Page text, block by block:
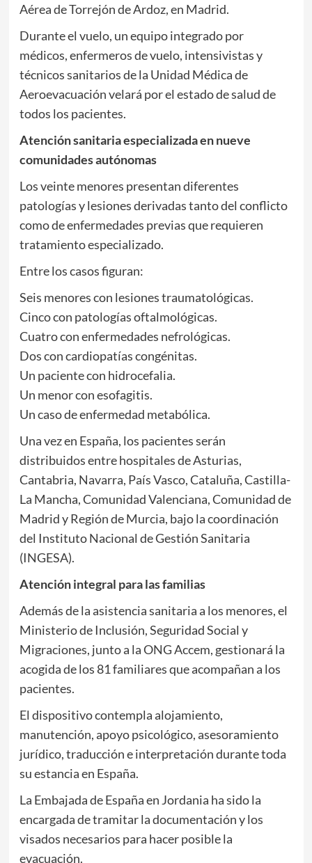
Aérea de Torrejón de Ardoz, en Madrid.
Durante el vuelo, un equipo integrado por
médicos, enfermeros de vuelo, intensivistas y
técnicos sanitarios de la Unidad Médica de
Aeroevacuación velará por el estado de salud de
todos los pacientes.
Atención sanitaria especializada en nueve
comunidades autónomas
Los veinte menores presentan diferentes
patologías y lesiones derivadas tanto del conflicto
como de enfermedades previas que requieren
tratamiento especializado.
Entre los casos figuran:
Seis menores con lesiones traumatológicas.
Cinco con patologías oftalmológicas.
Cuatro con enfermedades nefrológicas.
Dos con cardiopatías congénitas.
Un paciente con hidrocefalia.
Un menor con esofagitis.
Un caso de enfermedad metabólica.
Una vez en España, los pacientes serán
distribuidos entre hospitales de Asturias,
Cantabria, Navarra, País Vasco, Cataluña, Castilla-
La Mancha, Comunidad Valenciana, Comunidad de
Madrid y Región de Murcia, bajo la coordinación
del Instituto Nacional de Gestión Sanitaria
(INGESA).
Atención integral para las familias
Además de la asistencia sanitaria a los menores, el
Ministerio de Inclusión, Seguridad Social y
Migraciones, junto a la ONG Accem, gestionará la
acogida de los 81 familiares que acompañan a los
pacientes.
El dispositivo contempla alojamiento,
manutención, apoyo psicológico, asesoramiento
jurídico, traducción e interpretación durante toda
su estancia en España.
La Embajada de España en Jordania ha sido la
encargada de tramitar la documentación y los
visados necesarios para hacer posible la
evacuación.